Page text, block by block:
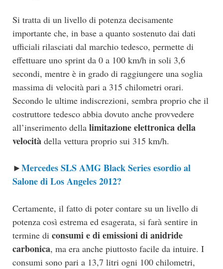
Si tratta di un livello di potenza decisamente
importante che, in base a quanto sostenuto dai dati
ufficiali rilasciati dal marchio tedesco, permette di
effettuare uno sprint da 0 a 100 km/h in soli 3,6
secondi, mentre è in grado di raggiungere una soglia
massima di velocità pari a 315 chilometri orari.
Secondo le ultime indiscrezioni, sembra proprio che il
costruttore tedesco abbia dovuto anche provvedere
all’inserimento della limitazione elettronica della
velocità della vettura proprio sui 315 km/h.
►Mercedes SLS AMG Black Series esordio al
Salone di Los Angeles 2012?
Certamente, il fatto di poter contare su un livello di
potenza così estrema ed esagerata, si farà sentire in
termine di consumi e di emissioni di anidride
carbonica, ma era anche piuttosto facile da intuire. I
consumi sono pari a 13,7 litri ogni 100 chilometri,